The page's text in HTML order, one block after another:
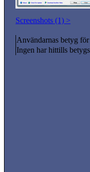
Screenshots (1) >
Användarnas betyg
Ingen har hittills